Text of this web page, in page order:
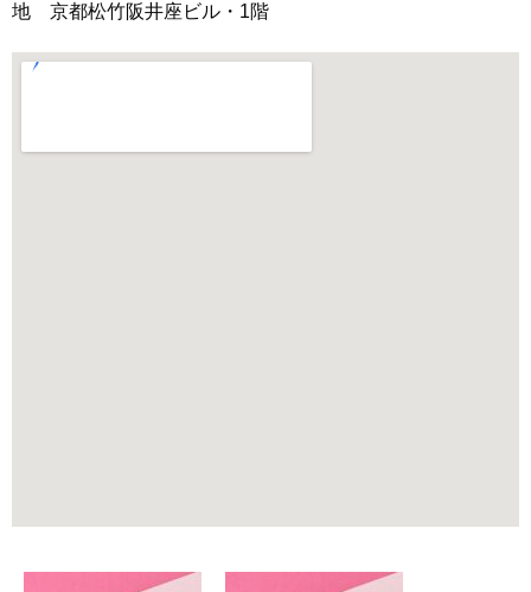
地 京都松竹阪井座ビル・1階